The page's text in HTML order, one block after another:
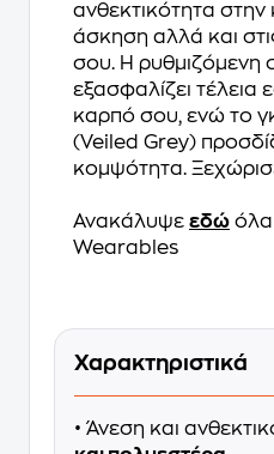
ανθεκτικότητα
άσκηση αλλά και
σου. Η ρυθμιζόμενη
εξασφαλίζει
καρπό σου, ενώ το
(Veiled Grey)
κομψότητα.
Ανακάλυψε εδώ όλα
Wearables
Χαρακτηριστικά
• Άνεση και